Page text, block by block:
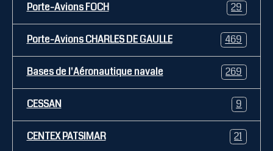
Porte-Avions FOCH 29
Porte-Avions CHARLES DE GAULLE 469
Bases de l'Aéronautique navale 269
CESSAN 9
CENTEX PATSIMAR 21